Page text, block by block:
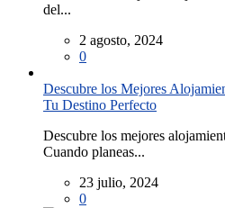
del...
2 agosto, 2024
0
Descubre los Mejores
Tu Destino Perfecto
Descubre los mejores
Cuando planeas...
23 julio, 2024
0